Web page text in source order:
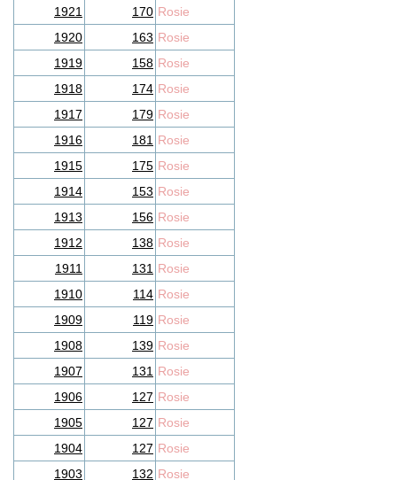
1921
170 Rosie
1920
163 Rosie
1919
158 Rosie
1918
174 Rosie
1917
179 Rosie
1916
181 Rosie
1915
175 Rosie
1914
153 Rosie
1913
156 Rosie
1912
138 Rosie
1911
131 Rosie
1910
114 Rosie
1909
119 Rosie
1908
139 Rosie
1907
131 Rosie
1906
127 Rosie
1905
127 Rosie
1904
127 Rosie
1903
132 Rosie